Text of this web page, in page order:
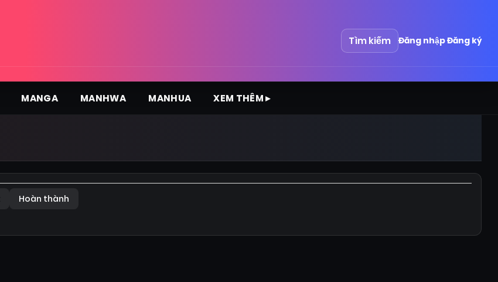
Tìm kiếm Đăng nhậpĐăng ký
MANGA MANHWA MANHUA XEM THÊM ▸
Hoàn thành